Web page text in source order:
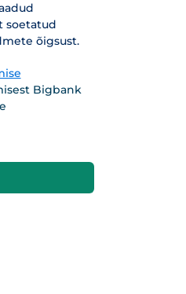
soetatud
õigsust.
Bigbank